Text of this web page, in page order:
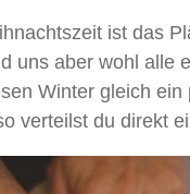
ist das
uns aber wohl alle
Winter gleich
verteilst du direkt